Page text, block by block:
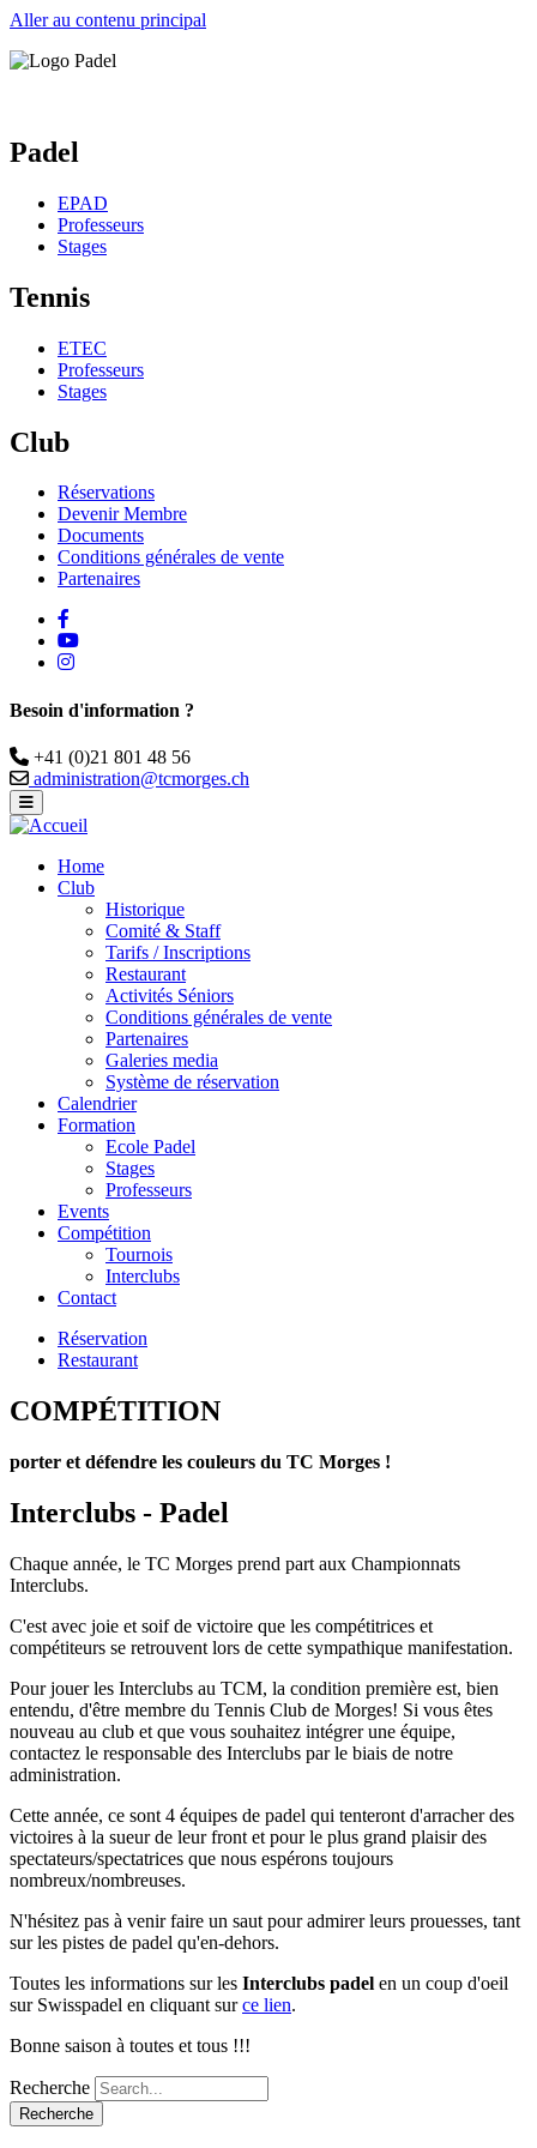
Aller au contenu principal
Padel
EPAD
Professeurs
Stages
Tennis
ETEC
Professeurs
Stages
Club
Réservations
Devenir Membre
Documents
Conditions générales de vente
Partenaires
Youtube
instagram
Besoin d'information ?
Téléphone
+41 (0)21 801 48 56
Email
administration@tcmorges.ch
Home
Club
Historique
Comité & Staff
Tarifs / Inscriptions
Restaurant
Activités Séniors
Conditions générales de vente
Partenaires
Galeries media
Système de réservation
Calendrier
Formation
Ecole Padel
Stages
Professeurs
Events
Compétition
Tournois
Interclubs
Contact
Réservation
Restaurant
COMPÉTITION
porter et défendre les couleurs du TC Morges !
Interclubs - Padel
Chaque année, le TC Morges prend part aux Championnats
Interclubs.
C'est avec joie et soif de victoire que les compétitrices et
compétiteurs se retrouvent lors de cette sympathique manifestation.
Pour jouer les Interclubs au TCM, la condition première est, bien
entendu, d'être membre du Tennis Club de Morges! Si vous êtes
nouveau au club et que vous souhaitez intégrer une équipe,
contactez le responsable des Interclubs par le biais de notre
administration.
Cette année, ce sont 4 équipes de padel qui tenteront d'arracher des
victoires à la sueur de leur front et pour le plus grand plaisir des
spectateurs/spectatrices que nous espérons toujours
nombreux/nombreuses.
N'hésitez pas à venir faire un saut pour admirer leurs prouesses, tant
sur les pistes de padel qu'en-dehors.
Toutes les informations sur les Interclubs padel en un coup d'oeil
sur Swisspadel en cliquant surce lien.
Bonne saison à toutes et tous !!!
Recherche